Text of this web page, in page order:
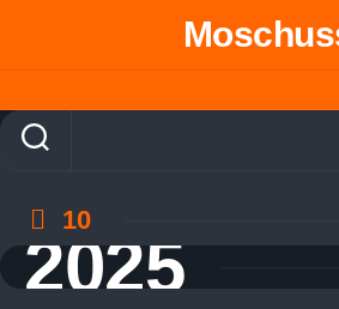
10
2025